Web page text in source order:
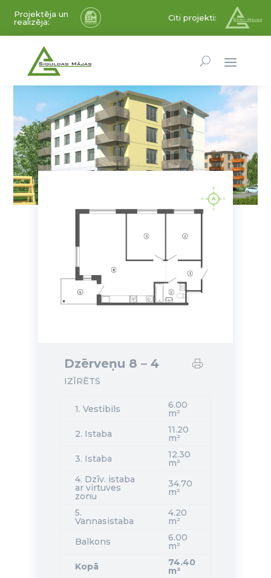
Projektēja un
realizēja:
Citi projekti:
Dzērveņu 8 – 4
IZĪRĒTS
1. Vestibils 6.00
m²
2. Istaba
11.20
m²
3. Istaba
12.30
m²
4. Dzīv. istaba
ar virtuves
zonu
34.70
m²
5.
Vannasistaba
4.20
m²
Balkons
6.00
m²
Kopā
74.40
m²